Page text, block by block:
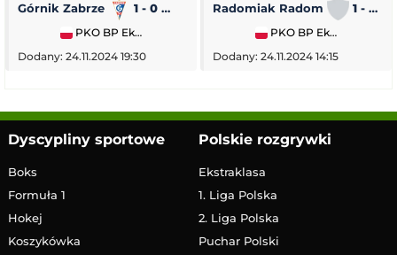
Górnik Zabrze 1 - 0 Piast Gliwice
PKO BP Ekstraklasa
Dodany: 24.11.2024 19:30
Radomiak Radom 1 - 2
PKO BP Ekstraklasa
Dodany: 24.11.2024 14:15
Dyscypliny sportowe
Boks
Formuła 1
Hokej
Koszykówka
Polskie rozgrywki
Ekstraklasa
1. Liga Polska
2. Liga Polska
Puchar Polski